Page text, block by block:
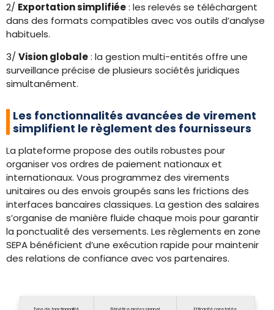
2/ Exportation simplifiée: les relevés se téléchargent
dans des formats compatibles avec vos outils d’analyse
habituels.
3/ Vision globale: la gestion multi-entités offre une
surveillance précise de plusieurs sociétés juridiques
simultanément.
Les fonctionnalités avancées de virement
simplifient le règlement des fournisseurs
La plateforme propose des outils robustes pour
organiser vos ordres de paiement nationaux et
internationaux. Vous programmez des virements
unitaires ou des envois groupés sans les frictions des
interfaces bancaires classiques. La gestion des salaires
s’organise de manière fluide chaque mois pour garantir
la ponctualité des versements. Les règlements en zone
SEPA bénéficient d’une exécution rapide pour maintenir
des relations de confiance avec vos partenaires.